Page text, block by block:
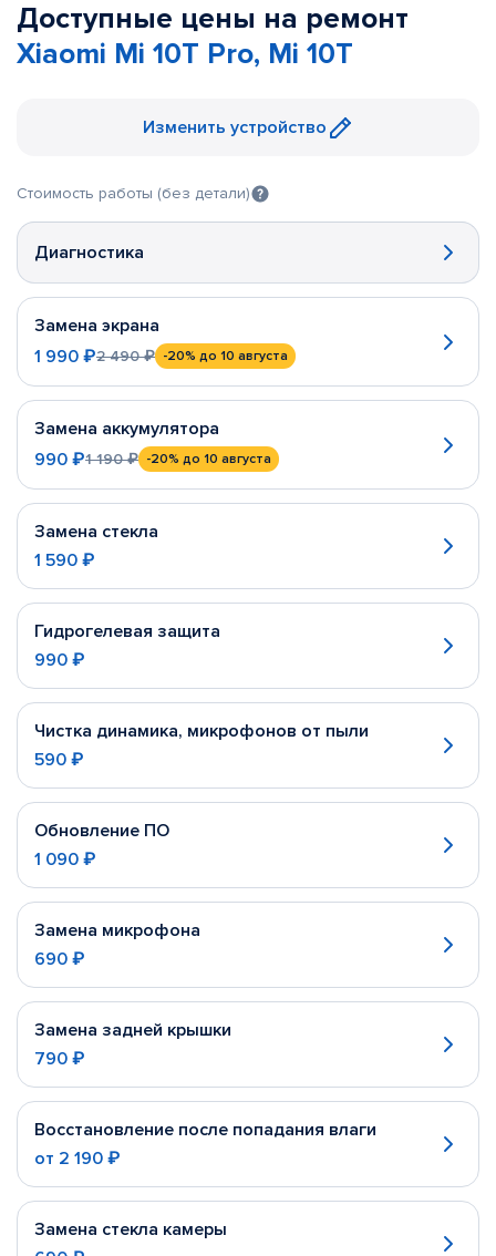
Доступные цены на ремонт
Xiaomi Mi 10T Pro, Mi 10T
Изменить устройство
Стоимость работы (без детали)
Диагностика
Замена экрана
1 990 ₽2 490 ₽ -20% до 10 августа
Замена аккумулятора
990 ₽1 190 ₽ -20% до 10 августа
Замена стекла
1 590 ₽
Гидрогелевая защита
990 ₽
Чистка динамика, микрофонов от пыли
590 ₽
Обновление ПО
1 090 ₽
Замена микрофона
690 ₽
Замена задней крышки
790 ₽
Восстановление после попадания влаги
от 2 190 ₽
Замена стекла камеры